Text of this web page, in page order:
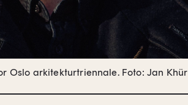
Oslo arkitekturtriennale.Foto: Jan Khür